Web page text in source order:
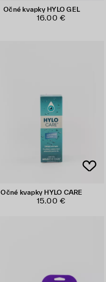
Očné kvapky HYLO GEL
16.00 €
Očné kvapky HYLO CARE
15.00 €